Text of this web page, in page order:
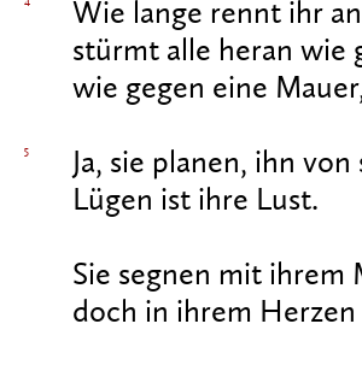
Wie lange rennt ihr
stürmt alle heran wie
wie gegen eine
5
Ja, sie planen, ihn
Lügen ist ihre Lust.
Sie segnen mit ihrem
doch in ihrem Herzen